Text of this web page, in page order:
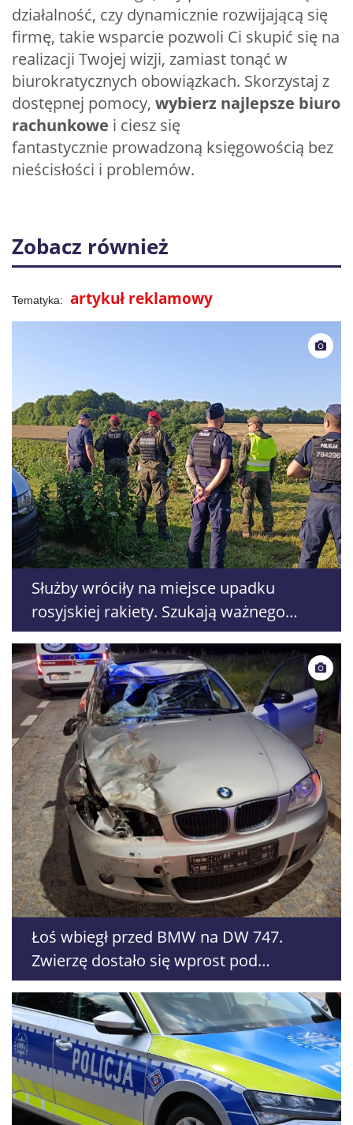
działalność, czy dynamicznie rozwijającą się
firmę, takie wsparcie pozwoli Ci skupić się na
realizacji Twojej wizji, zamiast tonąć w
biurokratycznych obowiązkach. Skorzystaj z
dostępnej pomocy, wybierz najlepsze biuro
rachunkowe i ciesz się
fantastycznie prowadzoną księgowością bez
nieścisłości i problemów.
Zobacz również
artykuł reklamowy
Służby wróciły na miejsce upadku
rosyjskiej rakiety. Szukają ważnego
elementu
Łoś wbiegł przed BMW na DW 747.
Zwierzę dostało się wprost pod
Renaulta